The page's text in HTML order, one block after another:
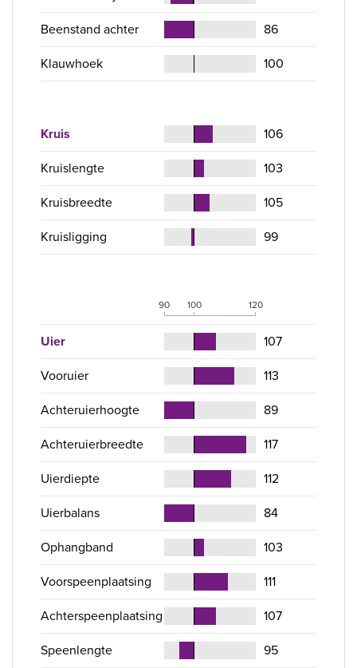
Beenstand achter 86
Klauwhoek 100
Kruis 106
Kruislengte 103
Kruisbreedte 105
Kruisligging 99
90 100 120
Uier 107
Vooruier 113
Achteruierhoogte 89
Achteruierbreedte 117
Uierdiepte 112
Uierbalans 84
Ophangband 103
Voorspeenplaatsing 111
Achterspeenplaatsing 107
Speenlengte 95